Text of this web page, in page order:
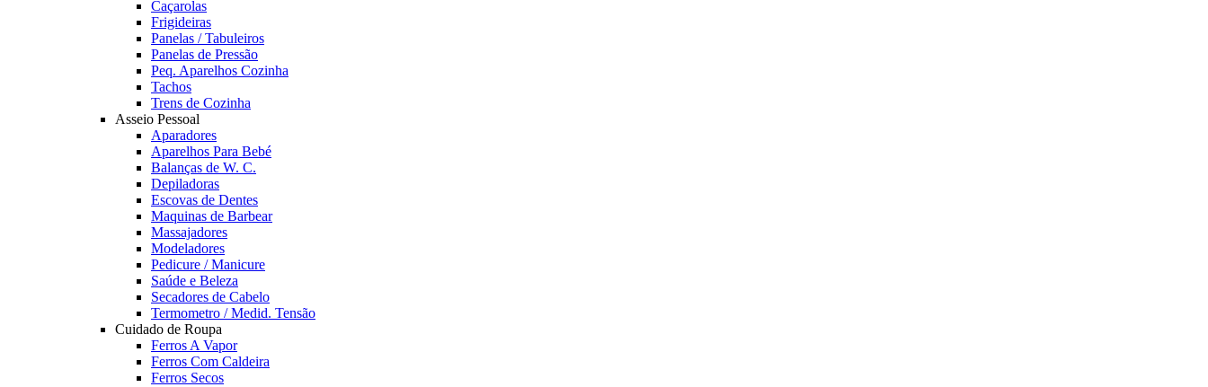
Caçarolas
Frigideiras
Panelas / Tabuleiros
Panelas de Pressão
Peq. Aparelhos Cozinha
Tachos
Trens de Cozinha
Asseio Pessoal
Aparadores
Aparelhos Para Bebé
Balanças de W. C.
Depiladoras
Escovas de Dentes
Maquinas de Barbear
Massajadores
Modeladores
Pedicure / Manicure
Saúde e Beleza
Secadores de Cabelo
Termometro / Medid. Tensão
Cuidado de Roupa
Ferros A Vapor
Ferros Com Caldeira
Ferros Secos